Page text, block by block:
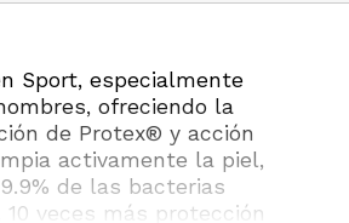
Sport, especialmente
ofreciendo la
de Protex® y acción
activamente la piel,
de las bacterias
veces más protección